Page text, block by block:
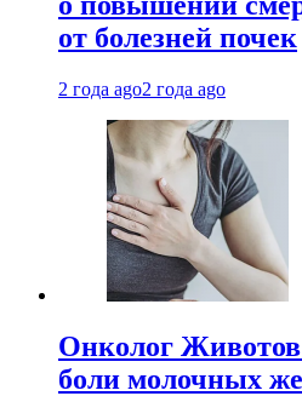
от болезней почек
2 года ago2 года ago
Онколог
боли молочных